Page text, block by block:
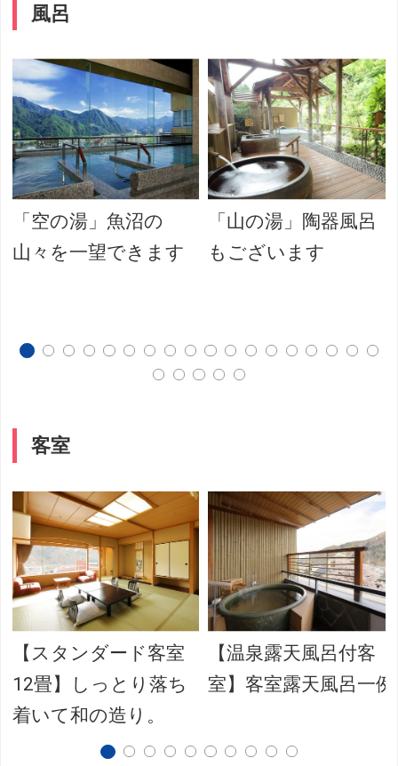
風呂
「空の湯」魚沼の
山々を一望できます
「山の湯」陶器風呂
もございます
客室
【スタンダード客室
12畳】しっとり落ち
着いて和の造り。
【温泉露天風呂付客
室】客室露天風呂一例